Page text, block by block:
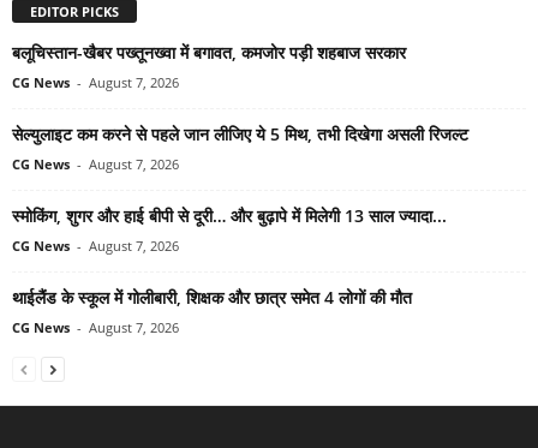
EDITOR PICKS
बलूचिस्तान-खैबर पख्तूनख्वा में बगावत, कमजोर पड़ी शहबाज सरकार
CG News - August 7, 2026
सेल्युलाइट कम करने से पहले जान लीजिए ये 5 मिथ, तभी दिखेगा असली रिजल्ट
CG News - August 7, 2026
स्मोकिंग, शुगर और हाई बीपी से दूरी… और बुढ़ापे में मिलेगी 13 साल ज्यादा...
CG News - August 7, 2026
थाईलैंड के स्कूल में गोलीबारी, शिक्षक और छात्र समेत 4 लोगों की मौत
CG News - August 7, 2026